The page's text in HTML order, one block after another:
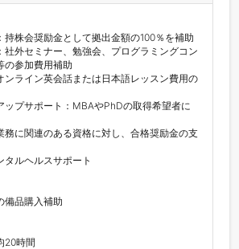
持株会奨励金として拠出金額の100％を補助
社外セミナー、勉強会、プログラミングコン
の参加費用補助
ンライン英会話または日本語レッスン費用の
ップサポート：MBAやPhDの取得希望者に
務に関連のある資格に対し、合格奨励金の支
タルヘルスサポート
備品購入補助
20時間